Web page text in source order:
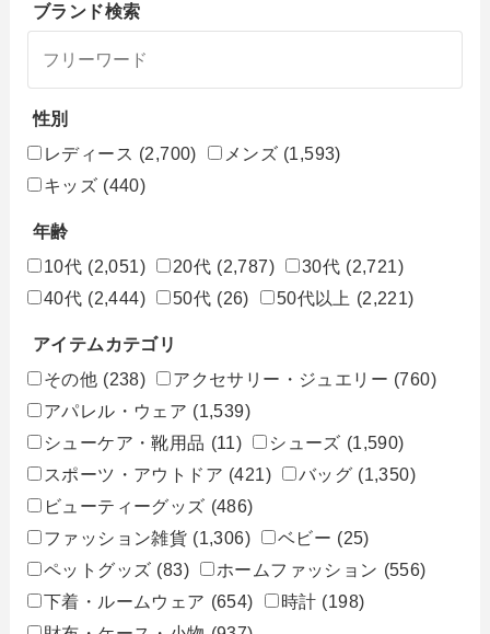
ブランド検索
性別
レディース (2,700) メンズ (1,593)
キッズ (440)
年齢
10代 (2,051) 20代 (2,787) 30代 (2,721)
40代 (2,444) 50代 (26) 50代以上 (2,221)
アイテムカテゴリ
その他 (238) アクセサリー・ジュエリー (760)
アパレル・ウェア (1,539)
シューケア・靴用品 (11) シューズ (1,590)
スポーツ・アウトドア (421) バッグ (1,350)
ビューティーグッズ (486)
ファッション雑貨 (1,306) ベビー (25)
ペットグッズ (83) ホームファッション (556)
下着・ルームウェア (654) 時計 (198)